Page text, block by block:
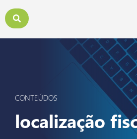
CONTEÚDOS
localização